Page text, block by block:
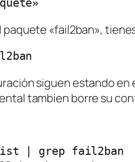
paquete «fail2ban»,
siguen estando
tambien borre su